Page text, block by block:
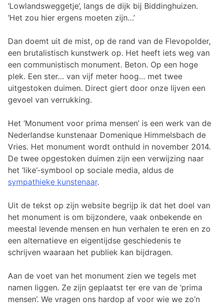
‘Lowlandsweggetje’, langs de dijk bij Biddinghuizen.
‘Het zou hier ergens moeten zijn…’
Dan doemt uit de mist, op de rand van de Flevopolder,
een brutalistisch kunstwerk op. Het heeft iets weg van
een communistisch monument. Beton. Op een hoge
plek. Een ster… van vijf meter hoog… met twee
uitgestoken duimen. Direct giert door onze lijven een
gevoel van verrukking.
Het ‘Monument voor prima mensen’ is een werk van de
Nederlandse kunstenaar Domenique Himmelsbach de
Vries. Het monument wordt onthuld in november 2014.
De twee opgestoken duimen zijn een verwijzing naar
het ‘like’-symbool op sociale media, aldus de
sympathieke kunstenaar.
Uit de tekst op zijn website begrijp ik dat het doel van
het monument is om bijzondere, vaak onbekende en
meestal levende mensen en hun verhalen te eren en zo
een alternatieve en eigentijdse geschiedenis te
schrijven waaraan het publiek kan bijdragen.
Aan de voet van het monument zien we tegels met
namen liggen. Ze zijn geplaatst ter ere van de ‘prima
mensen’. We vragen ons hardop af voor wie we zo’n